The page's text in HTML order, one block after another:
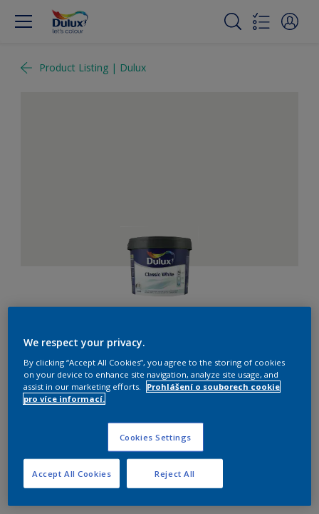
Product Listing | Dulux
Zářivě bílá akrylátová emulzní barva
Bílá
Velikost
3 L
We respect your privacy.
By clicking “Accept All Cookies”, you agree to the storing of cookies
on your device to enhance site navigation, analyze site usage, and
assist in our marketing efforts.
Prohlášení o souborech cookie
pro více informací.
Cookies Settings
Reject All
Accept All Cookies